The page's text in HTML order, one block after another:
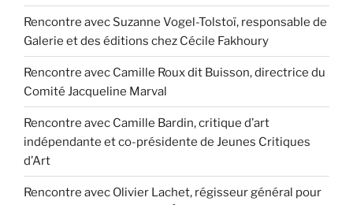
Rencontre avec Suzanne Vogel-Tolstoï, responsable de
Galerie et des éditions chez Cécile Fakhoury
Rencontre avec Camille Roux dit Buisson, directrice du
Comité Jacqueline Marval
Rencontre avec Camille Bardin, critique d’art
indépendante et co-présidente de Jeunes Critiques
d’Art
Rencontre avec Olivier Lachet, régisseur général pour